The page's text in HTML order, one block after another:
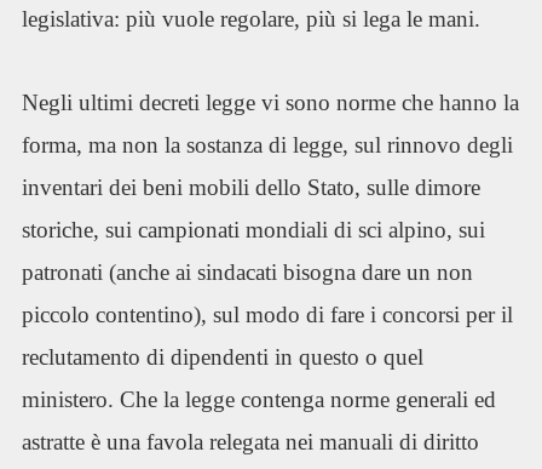
legislativa: più vuole regolare, più si lega le mani.
Negli ultimi decreti legge vi sono norme che hanno la
forma, ma non la sostanza di legge, sul rinnovo degli
inventari dei beni mobili dello Stato, sulle dimore
storiche, sui campionati mondiali di sci alpino, sui
patronati (anche ai sindacati bisogna dare un non
piccolo contentino), sul modo di fare i concorsi per il
reclutamento di dipendenti in questo o quel
ministero. Che la legge contenga norme generali ed
astratte è una favola relegata nei manuali di diritto